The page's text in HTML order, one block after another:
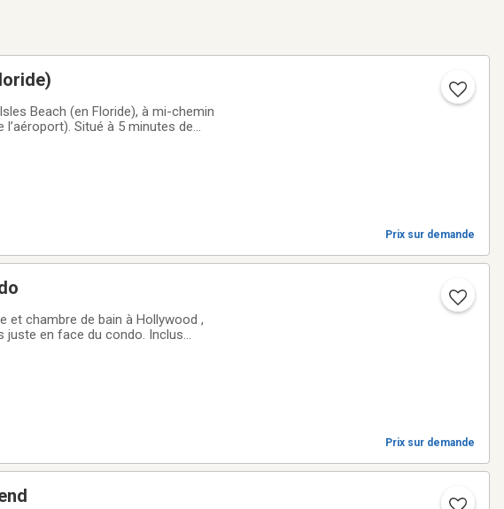
Beach (en Floride), à mi-chemin
Situé à 5 minutes de
Prix sur demande
juste en face du condo. Inclus
Prix sur demande